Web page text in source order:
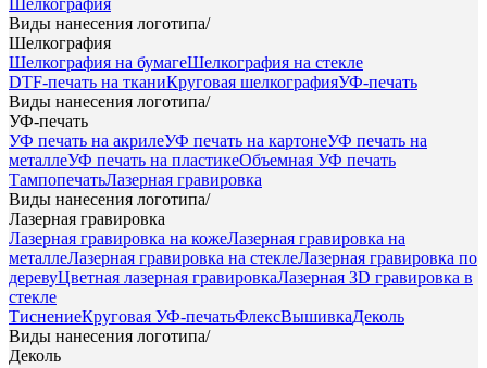
Шелкография
Виды нанесения логотипа/
Шелкография
Шелкография на бумагеШелкография на стекле
DTF-печать на тканиКруговая шелкографияУФ-печать
Виды нанесения логотипа/
УФ-печать
УФ печать на акрилеУФ печать на картонеУФ печать на
металлеУФ печать на пластикеОбъемная УФ печать
ТампопечатьЛазерная гравировка
Виды нанесения логотипа/
Лазерная гравировка
Лазерная гравировка на кожеЛазерная гравировка на
металлеЛазерная гравировка на стеклеЛазерная гравировка по
деревуЦветная лазерная гравировкаЛазерная 3D гравировка в
стекле
ТиснениеКруговая УФ-печатьФлексВышивкаДеколь
Виды нанесения логотипа/
Деколь